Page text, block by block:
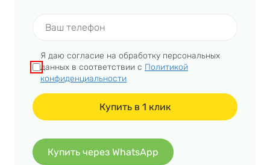
Я даю согласие на обработку персональных
данных в соответствии с Политикой
конфиденциальности
Купить через WhatsApp